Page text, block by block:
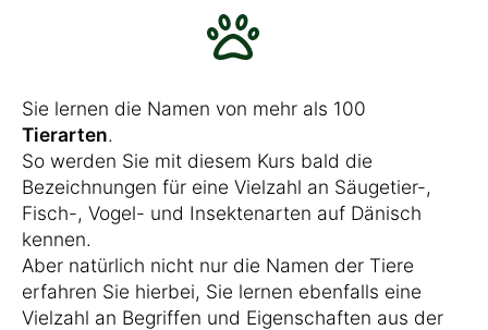
Sie lernen die Namen von mehr als 100
Tierarten.
So werden Sie mit diesem Kurs bald die
Bezeichnungen für eine Vielzahl an Säugetier-,
Fisch-, Vogel- und Insektenarten auf Dänisch
kennen.
Aber natürlich nicht nur die Namen der Tiere
erfahren Sie hierbei, Sie lernen ebenfalls eine
Vielzahl an Begriffen und Eigenschaften aus der